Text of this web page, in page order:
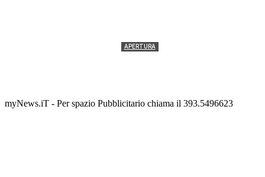
APERTURA
myNews.iT - Per spazio Pubblicitario chiama il 393.5496623